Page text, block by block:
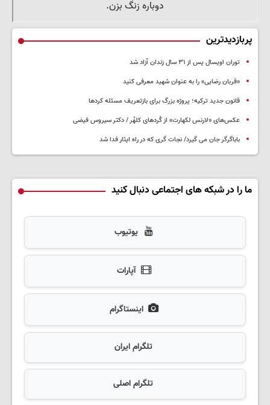
پربازدیدترین
توران اویسال پس از ۳۱ سال زندان آزاد شد
«قربان رضایی» را به عنوان شهید معرفی کنید
قانون جدید ترکیه؛ پروژه بزرگ‌ برای بازتعریف مسئله کردها
عکس‌های «لارنس لکهارت» از کُردهای کلهُر / دکتر سیروس فیضی
باباگرگر جان می گیرد/ نجات گری که در راه ایثار فدا شد
ما را در شبکه های اجتماعی دنبال کنید
یوتیوب
آپارات
اینستاگرام
تلگرام ایران
تلگرام اصلی